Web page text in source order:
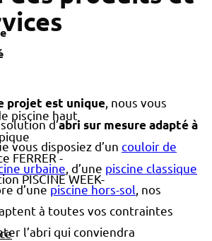
FERRER -
PISCINE WEEK-
projet est unique , nous vous
d’abri sur mesure adapté à
vous disposiez d’un couloir de
urbaine , d’une piscine classique
d’une piscine hors-sol , nos
à toutes vos contraintes
l’abri qui conviendra